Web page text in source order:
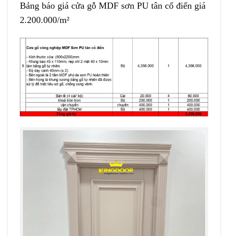
Bảng báo giá cửa gỗ MDF sơn PU tân cổ điển giá
2.200.000/m²